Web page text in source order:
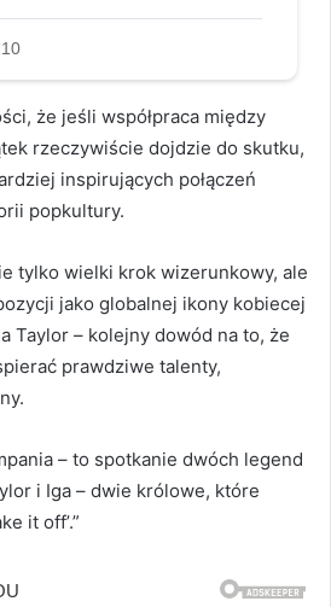
że jeśli współpraca między
rzeczywiście dojdzie do skutku,
inspirujących połączeń
popkultury.
tylko wielki krok wizerunkowy, ale
jako globalnej ikony kobiecej
Taylor – kolejny dowód na to, że
prawdziwe talenty,
– to spotkanie dwóch legend
i Iga – dwie królowe, które
it off’.”